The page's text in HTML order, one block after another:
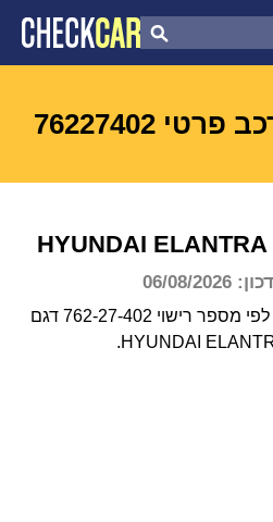
צ'ק קאר
דוח בדיקת רכב
76227402
HYUNDAI ELANTRA
2026
בדיקת מידע על רכב פרטי לפי מספר רישוי 762-27-402 דגם
HYUNDAI